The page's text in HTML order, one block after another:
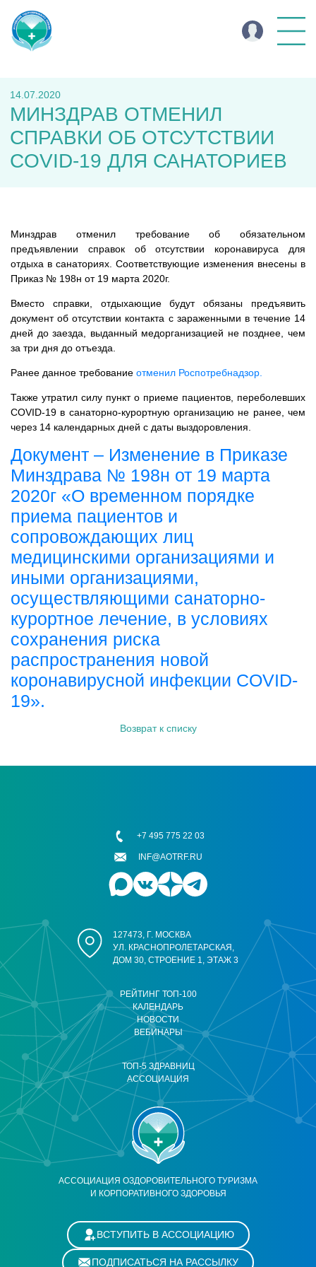
14.07.2020
МИНЗДРАВ ОТМЕНИЛ
СПРАВКИ ОБ ОТСУТСТВИИ
COVID-19 ДЛЯ САНАТОРИЕВ
Минздрав отменил требование об обязательном
предъявлении справок об отсутствии коронавируса для
отдыха в санаториях. Соответствующие изменения внесены в
Приказ № 198н от 19 марта 2020г.
Вместо справки, отдыхающие будут обязаны предъявить
документ об отсутствии контакта с зараженными в течение 14
дней до заезда, выданный медорганизацией не позднее, чем
за три дня до отъезда.
Ранее данное требование отменил Роспотребнадзор.
Также утратил силу пункт о приеме пациентов, переболевших
COVID-19 в санаторно-курортную организацию не ранее, чем
через 14 календарных дней с даты выздоровления.
Документ – Изменение в Приказе
Минздрава № 198н от 19 марта
2020г «О временном порядке
приема пациентов и
сопровождающих лиц
медицинскими организациями и
иными организациями,
осуществляющими санаторно-
курортное лечение, в условиях
сохранения риска
распространения новой
коронавирусной инфекции COVID-
19».
Возврат к списку
АССОЦИАЦИЯ ОЗДОРОВИТЕЛЬНОГО ТУРИЗМА
И КОРПОРАТИВНОГО ЗДОРОВЬЯ
РЕЙТИНГ ТОП-100
КАЛЕНДАРЬ
НОВОСТИ
ВЕБИНАРЫ
ТОП-5 ЗДРАВНИЦ
АССОЦИАЦИЯ
127473, Г. МОСКВА
УЛ. КРАСНОПРОЛЕТАРСКАЯ,
ДОМ 30, СТРОЕНИЕ 1, ЭТАЖ 3
+7 495 775 22 03
INF@AOTRF.RU
ВСТУПИТЬ В АССОЦИАЦИЮ
ПОДПИСАТЬСЯ НА РАССЫЛКУ